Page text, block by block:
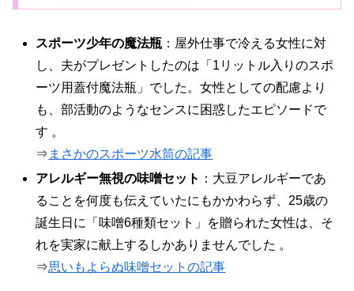
スポーツ少年の魔法瓶 ：屋外仕事で冷える女性に対
し、夫がプレゼントしたのは「1リットル入りのスポ
ーツ用蓋付魔法瓶」でした。女性としての配慮より
も、部活動のようなセンスに困惑したエピソードで
す 。
⇒ まさかのスポーツ水筒の記事
アレルギー無視の味噌セット ：大豆アレルギーであ
ることを何度も伝えていたにもかかわらず、25歳の
誕生日に「味噌6種類セット」を贈られた女性は、そ
れを実家に献上するしかありませんでした 。
⇒思いもよらぬ味噌セットの記事